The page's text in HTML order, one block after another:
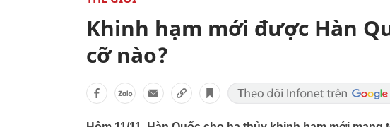
Khinh hạm mới được Hàn
cỡ nào?